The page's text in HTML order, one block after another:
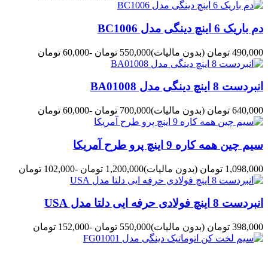
دم باریک 6 اینچ دینگی مدل BC1006
490,000 تومان (بدون مالیات)550,000 تومان -60,000 تومان
انبردست 8 اینچ دینگی مدل BA01008
640,000 تومان (بدون مالیات)700,000 تومان -60,000 تومان
سیم چین همه کاره 9 اینچ پرو طرح آمریکا
1,098,000 تومان (بدون مالیات)1,200,000 تومان -102,000 تومان
انبردست 8 اینچ فولادی حرفه ایی دلتا مدل USA
398,000 تومان (بدون مالیات)550,000 تومان -152,000 تومان